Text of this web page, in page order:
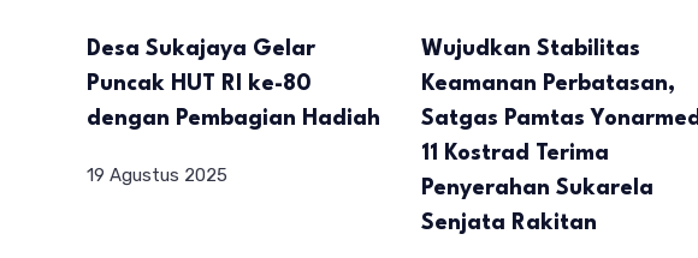
Desa Sukajaya Gelar
Puncak HUT RI ke-80
dengan Pembagian Hadiah
19 Agustus 2025
Wujudkan Stabilitas
Keamanan Perbatasan,
Satgas Pamtas Yonarmed
11 Kostrad Terima
Penyerahan Sukarela
Senjata Rakitan